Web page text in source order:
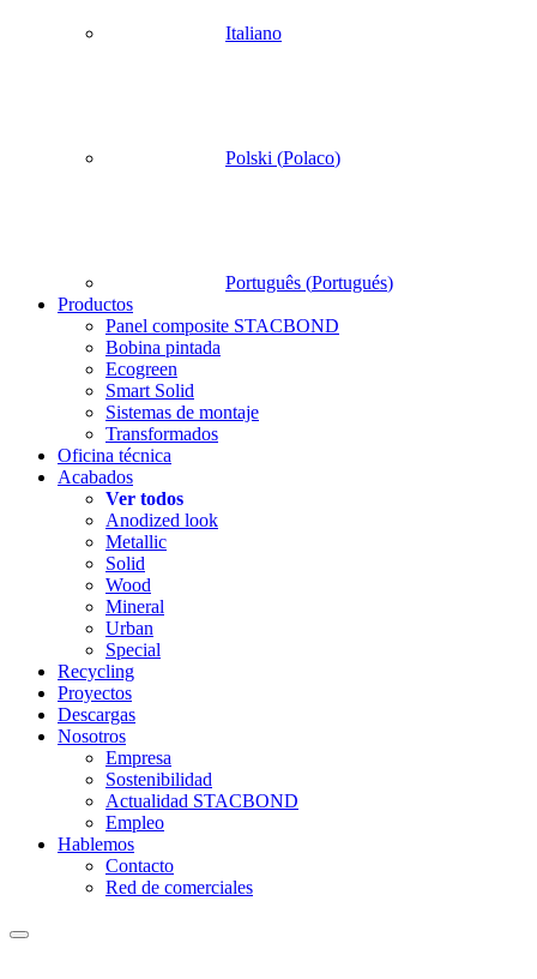
Italiano
Polski (Polaco)
Português (Portugués)
Productos
Panel composite STACBOND
Bobina pintada
Ecogreen
Smart Solid
Sistemas de montaje
Transformados
Oficina técnica
Acabados
Ver todos
Anodized look
Metallic
Solid
Wood
Mineral
Urban
Special
Recycling
Proyectos
Descargas
Nosotros
Empresa
Sostenibilidad
Actualidad STACBOND
Empleo
Hablemos
Contacto
Red de comerciales